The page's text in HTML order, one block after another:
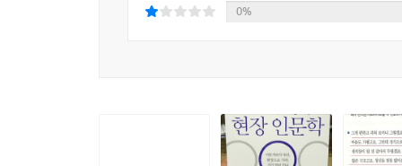
“이제 겨우 은행대출을 튼 영세업체에서 해외출
반값도 안 되는 가격에 품질은 더 좋다는 평을
연매출 증가율 60퍼센트를 달성하는 극적인 반전
0%